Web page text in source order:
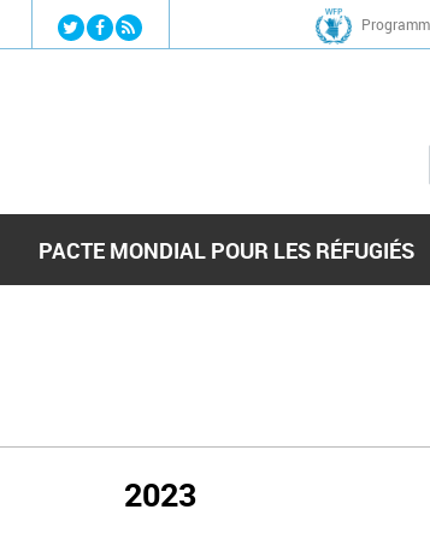
Jump to navigation
PACTE MONDIAL POUR LES RÉFUGIÉS
2023